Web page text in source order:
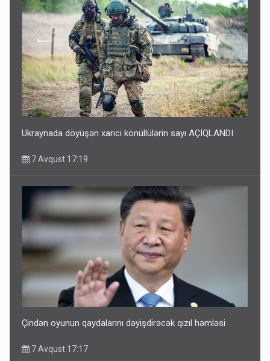
Ukraynada döyüşən xarici könüllülərin sayı AÇIQLANDI
7 Avqust 17:19
Çindən oyunun qaydalarını dəyişdirəcək qızıl həmləsi
7 Avqust 17:17